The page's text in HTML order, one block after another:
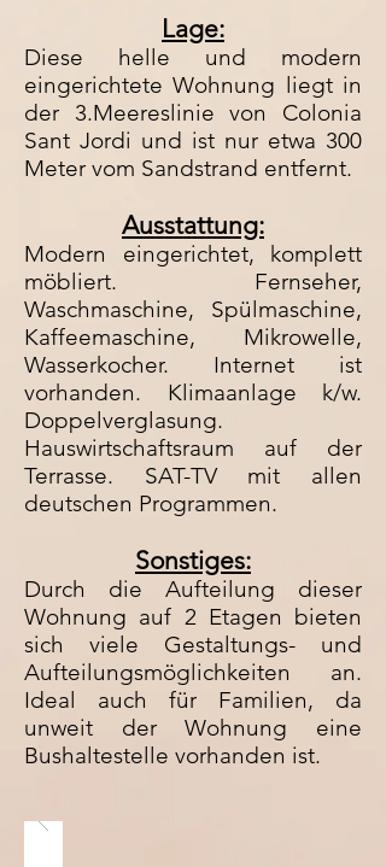
Lage:
Diese helle und modern
eingerichtete Wohnung liegt in
der 3.Meereslinie von Colonia
Sant Jordi und ist nur etwa 300
Meter vom Sandstrand entfernt.
Ausstattung:
Modern eingerichtet, komplett
möbliert. Fernseher,
Waschmaschine, Spülmaschine,
Kaffeemaschine, Mikrowelle,
Wasserkocher. Internet ist
vorhanden. Klimaanlage k/w.
Doppelverglasung.
Hauswirtschaftsraum auf der
Terrasse. SAT-TV mit allen
deutschen Programmen.
Sonstiges:
Durch die Aufteilung dieser
Wohnung auf 2 Etagen bieten
sich viele Gestaltungs- und
Aufteilungsmöglichkeiten an.
Ideal auch für Familien, da
unweit der Wohnung eine
Bushaltestelle vorhanden ist.